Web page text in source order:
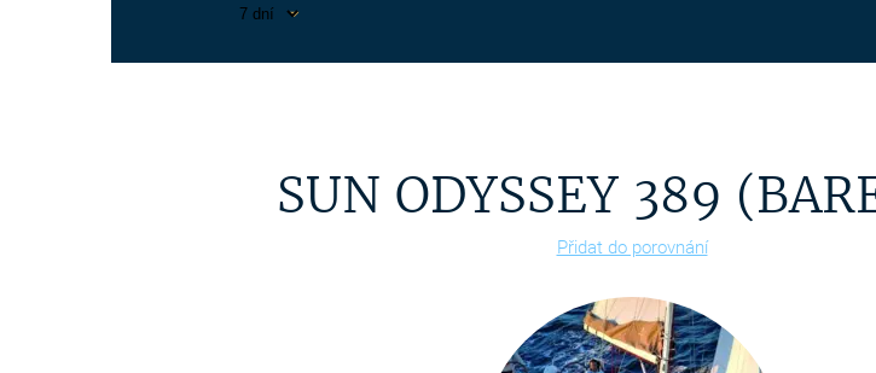
SUN ODYSSEY 389
Přidat do porovnání